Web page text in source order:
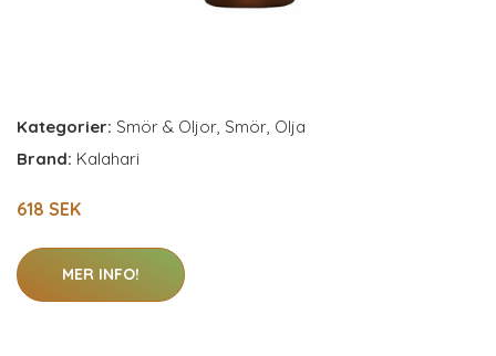
Kategorier: Smör & Oljor, Smör, Olja
Brand: Kalahari
618 SEK
MER INFO!